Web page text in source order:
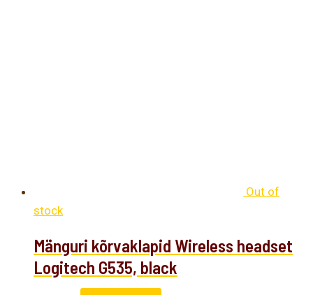
Out of
stock
Mänguri kõrvaklapid Wireless headset
Logitech G535, black